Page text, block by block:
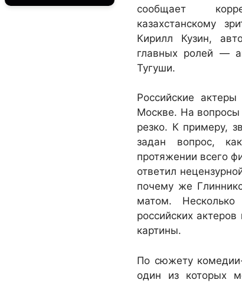
сообщает
казахстанскому
Кирилл Кузин,
главных ролей —
Тугуши.
Российские
Москве. На вопросы
резко. К примеру,
задан вопрос,
протяжении всего
ответил
почему же
матом.
российских
картины.
По сюжету
один из которых